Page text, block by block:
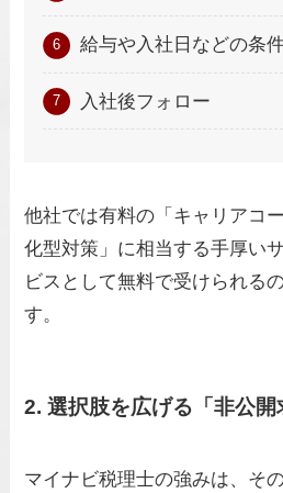
給与や入社日などの条
入社後フォロー
他社では有料の「キャリアコ
化型対策」に相当する手厚い
ビスとして無料で受けられる
す。
2. 選択肢を広げる「非公
マイナビ税理士の強みは、そ